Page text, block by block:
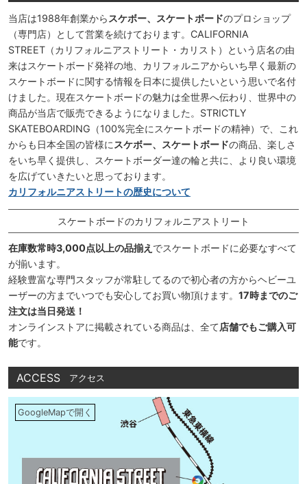
当店は1988年創業から スケボー、スケートボードのプロショップ
（専門店）として営業を続けております。CALIFORNIA
STREET（カリフォルニアストリート・カリスト）という店名の由
来はスケートボード発祥の地、カリフォルニアからいち早く最新の
スケートボードに関する情報を日本に提供したいという思いで名付
けました。現在スケートボードの魅力は全世界へ伝わり、世界中の
商品が当店で販売できるようになりました。STRICTLY
SKATEBOARDING（100%完全にスケートボードの精神）で、これ
からも日本全国の皆様に スケボー、スケートボードの商品、楽しさ
をいち早く提供し、スケートボーダー達の輪と共に、より良い環境
を広げていきたいと思っております。
カリフォルニアストリートの歴史について
スケートボードのカリフォルニアストリート
在庫数常時3,000点以上の品揃え でスケートボードに必要なすべて
が揃います。
経験豊富な専門スタッフが常駐してるので初心者の方からヘビーユ
ーザーの方までいつでも安心してお買い物頂けます。 17時までのご
注文は当日発送！
オンラインストアに掲載されている商品は、全て店舗でもご購入可
能です。
ACCESS アクセス
GoogleMapで開く